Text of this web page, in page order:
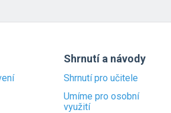
Shrnutí a návody
Shrnutí pro učitele
Umíme pro osobní
využití